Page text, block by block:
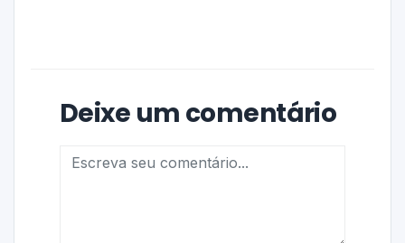
Deixe um comentário